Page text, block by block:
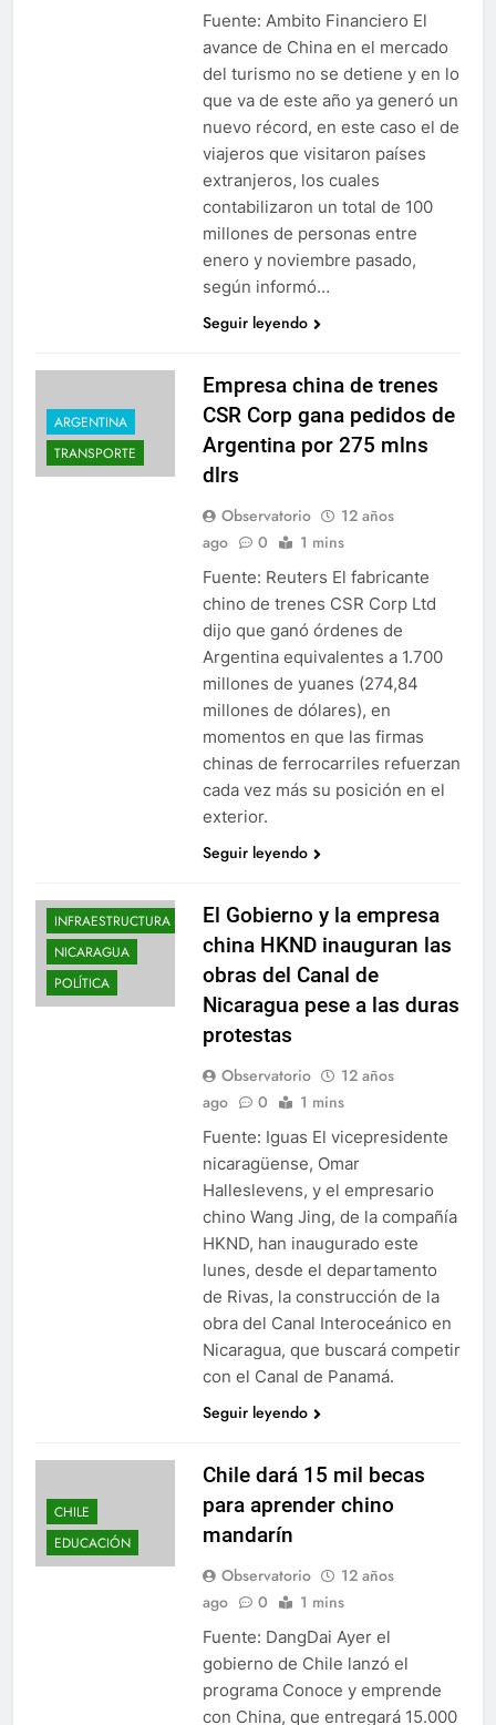
Fuente: Ambito Financiero El
avance de China en el mercado
del turismo no se detiene y en lo
que va de este año ya generó un
nuevo récord, en este caso el de
viajeros que visitaron países
extranjeros, los cuales
contabilizaron un total de 100
millones de personas entre
enero y noviembre pasado,
según informó…
Seguir leyendo
ARGENTINA
TRANSPORTE
Empresa china de trenes
CSR Corp gana pedidos de
Argentina por 275 mlns
dlrs
Observatorio
12 años
ago
0 1 mins
Fuente: Reuters El fabricante
chino de trenes CSR Corp Ltd
dijo que ganó órdenes de
Argentina equivalentes a 1.700
millones de yuanes (274,84
millones de dólares), en
momentos en que las firmas
chinas de ferrocarriles refuerzan
cada vez más su posición en el
exterior.
Seguir leyendo
INFRAESTRUCTURA
NICARAGUA
POLÍTICA
El Gobierno y la empresa
china HKND inauguran las
obras del Canal de
Nicaragua pese a las duras
protestas
Observatorio
12 años
ago
0 1 mins
Fuente: Iguas El vicepresidente
nicaragüense, Omar
Halleslevens, y el empresario
chino Wang Jing, de la compañía
HKND, han inaugurado este
lunes, desde el departamento
de Rivas, la construcción de la
obra del Canal Interoceánico en
Nicaragua, que buscará competir
con el Canal de Panamá.
Seguir leyendo
CHILE
EDUCACIÓN
Chile dará 15 mil becas
para aprender chino
mandarín
Observatorio
12 años
ago
0 1 mins
Fuente: DangDai Ayer el
gobierno de Chile lanzó el
programa Conoce y emprende
con China, que entregará 15.000